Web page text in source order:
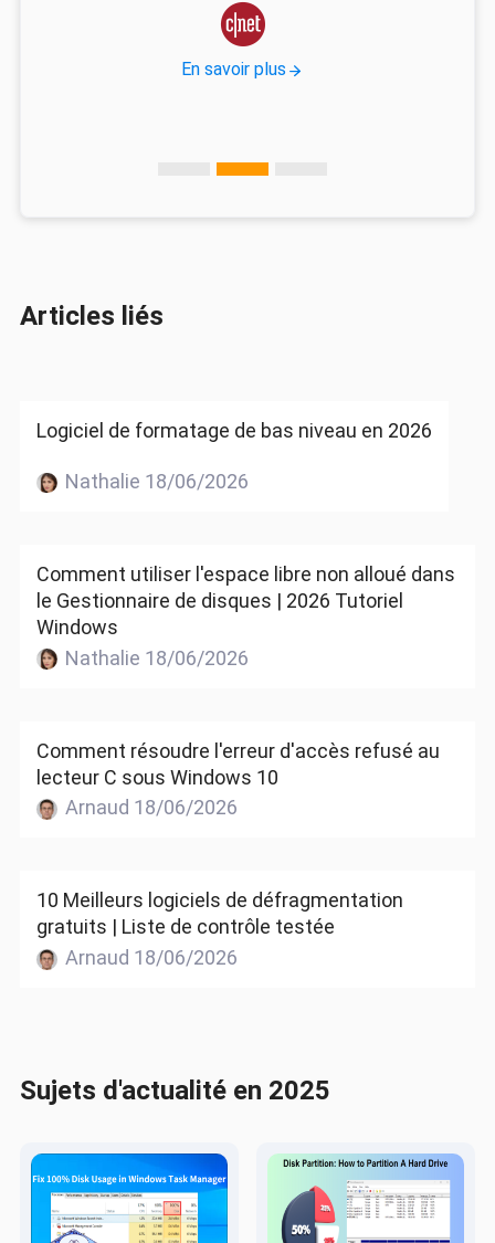

En savoir plus
Articles liés
Logiciel de formatage de bas niveau en 2026
Nathalie 18/06/2026
Comment utiliser l'espace libre non alloué dans
le Gestionnaire de disques | 2026 Tutoriel
Windows
Nathalie 18/06/2026
Comment résoudre l'erreur d'accès refusé au
lecteur C sous Windows 10
Arnaud 18/06/2026
10 Meilleurs logiciels de défragmentation
gratuits | Liste de contrôle testée
Arnaud 18/06/2026
Sujets d'actualité en 2025